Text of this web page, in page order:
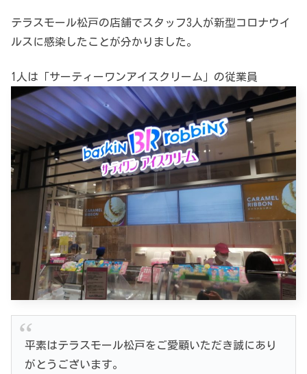
テラスモール松戸の店舗でスタッフ3人が新型コロナウイ
ルスに感染したことが分かりました。
1人は「サーティーワンアイスクリーム」の従業員
平素はテラスモール松戸をご愛顧いただき誠にあり
がとうございます。